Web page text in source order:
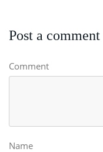
Post a comment
Comment
Name